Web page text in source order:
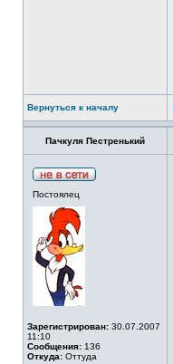
Вернуться к началу
Пачкуля Пестренький
Постоялец
Зарегистрирован: 30.07.2007
11:10
Сообщения: 136
Откуда: Оттуда